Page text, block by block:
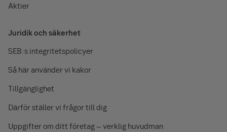
Aktier
Juridik och säkerhet
SEB:s integritetspolicyer
Så här använder vi kakor
Tillgänglighet
Därför ställer vi frågor till dig
Uppgifter om ditt företag – verklig huvudman